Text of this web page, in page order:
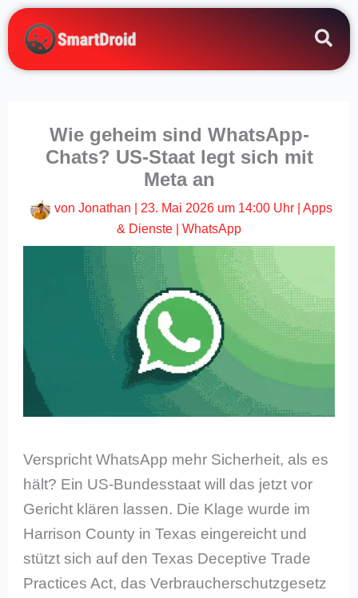
Zum
Inhalt
springen
Wie geheim sind WhatsApp-
Chats? US-Staat legt sich mit
Meta an
von Jonathan 23. Mai 2026 um 14:00 Uhr| Apps
& Dienste
WhatsApp
Verspricht WhatsApp mehr Sicherheit, als es
hält? Ein US-Bundesstaat will das jetzt vor
Gericht klären lassen. Die Klage wurde im
Harrison County in Texas eingereicht und
stützt sich auf den Texas Deceptive Trade
Practices Act, das Verbraucherschutzgesetz